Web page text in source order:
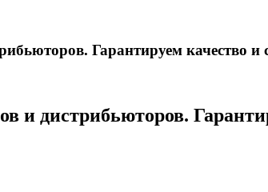
Гарантируем качество
и дистрибьюторов.